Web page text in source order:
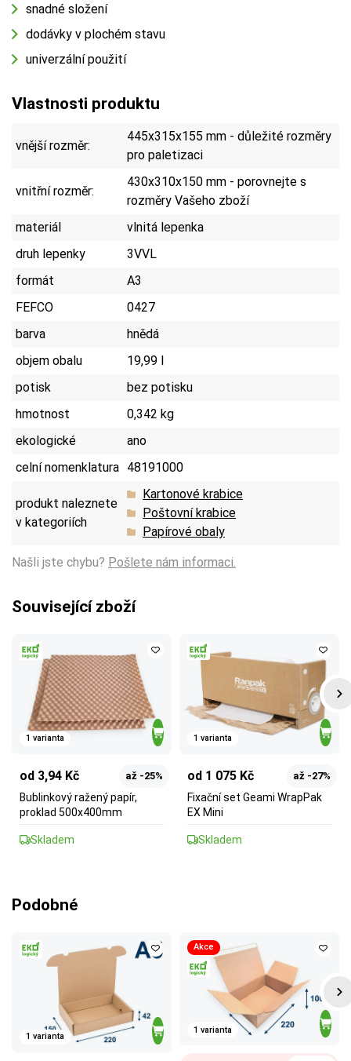
snadné složení
dodávky v plochém stavu
univerzální použití
Vlastnosti produktu
vnější rozměr:
445x315x155 mm - důležité rozměry
pro paletizaci
vnitřní rozměr:
430x310x150 mm - porovnejte s
rozměry Vašeho zboží
materiál
vlnitá lepenka
druh lepenky
3VVL
formát
A3
FEFCO
0427
barva
hnědá
objem obalu
19,99 l
potisk
bez potisku
hmotnost
0,342 kg
ekologické
ano
celní nomenklatura 48191000
produkt naleznete
v kategoriích
Kartonové krabice
Poštovní krabice
Papírové obaly
Našli jste chybu? Pošlete nám informaci.
Související zboží
1 varianta
od 3,94 Kč až -25%
Bublinkový ražený papír,
proklad 500x400mm
Skladem
1 varianta
od 1 075 Kč až -27%
Fixační set Geami WrapPak
EX Mini
Skladem
Podobné
1 varianta
Akce
1 varianta